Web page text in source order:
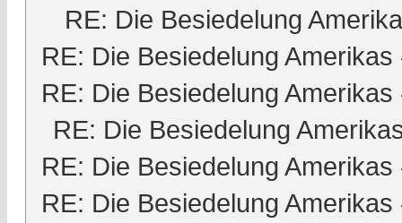
RE: Die Besiedelung
RE: Die Besiedelung Amerikas
RE: Die Besiedelung Amerikas
RE: Die Besiedelung
RE: Die Besiedelung Amerikas
RE: Die Besiedelung Amerikas